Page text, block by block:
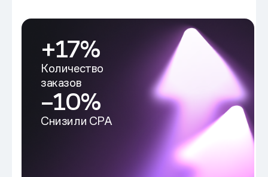
+17%
Количество
заказов
–10%
Снизили CPA